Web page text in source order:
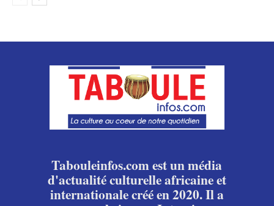
Tabouleinfos.com est un média
d'actualité culturelle africaine et
internationale créé en 2020. Il a